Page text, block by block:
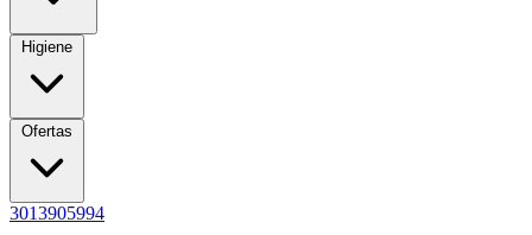
Higiene
Ofertas
3013905994